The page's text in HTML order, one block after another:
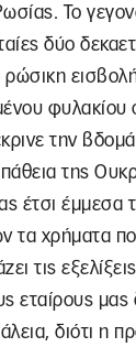
Το
δύο
φυλακίου
την
της
έτσι
τα χρήματα
τις
εταίρους
διότι η